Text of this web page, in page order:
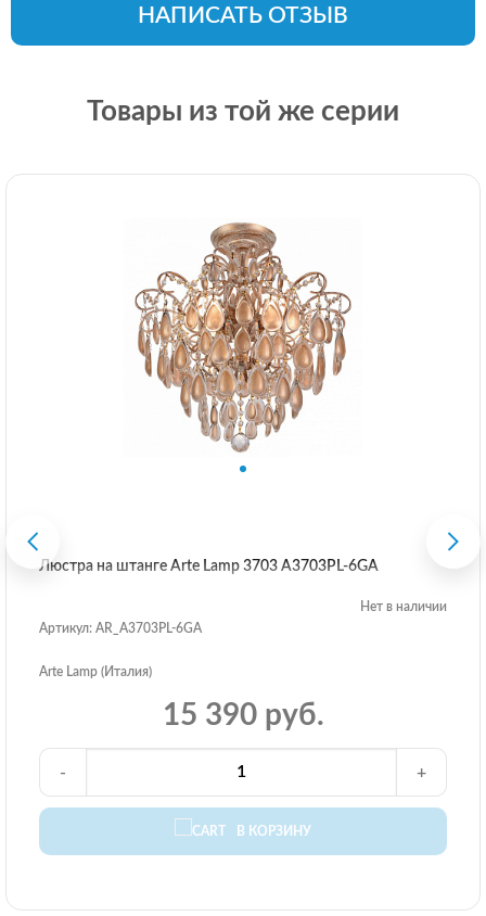
НАПИСАТЬ ОТЗЫВ
Товары из той же серии
Люстра на штанге Arte Lamp 3703 A3703PL-6GA
Нет в наличии
Артикул: AR_A3703PL-6GA
Arte Lamp (Италия)
15 390 руб.
В КОРЗИНУ
- +